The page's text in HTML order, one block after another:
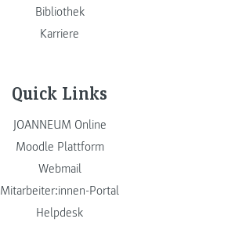
Bibliothek
Karriere
Quick Links
JOANNEUM Online
Moodle Plattform
Webmail
Mitarbeiter:innen-Portal
Helpdesk